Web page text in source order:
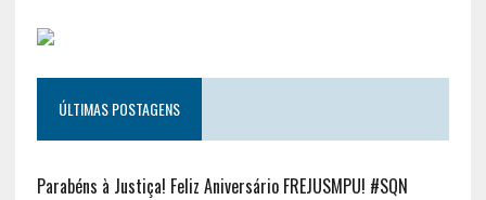
ÚLTIMAS POSTAGENS
Parabéns à Justiça! Feliz Aniversário FREJUSMPU! #SQN